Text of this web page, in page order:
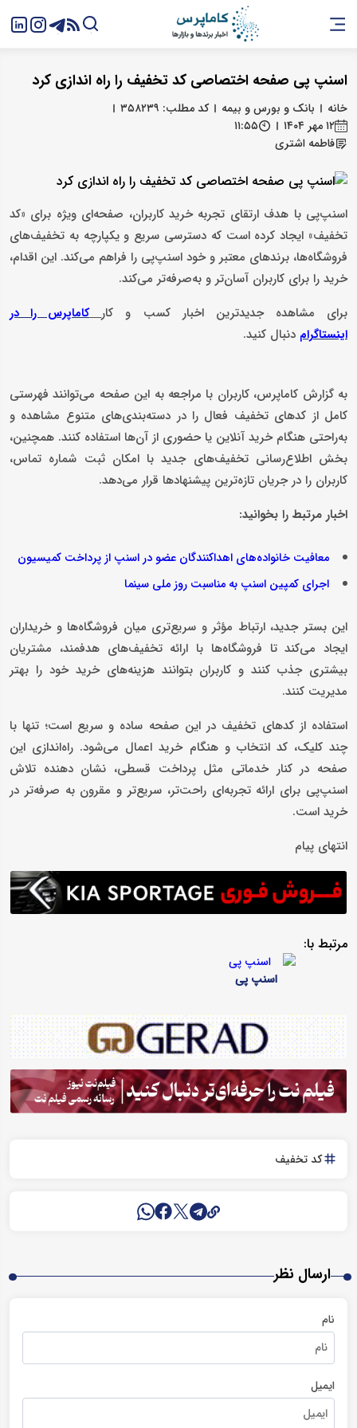
اسنپ پی صفحه اختصاصی کد تخفیف را راه اندازی کرد
خانه بانک و بورس و بیمه
کد مطلب: ۳۵۸۲۳۹
۱۲ مهر ۱۴۰۴
۱۱:۵۵
فاطمه اشتری
اسنپ‌پی با هدف ارتقای تجربه خرید کاربران، صفحه‌ای ویژه برای «کد
تخفیف» ایجاد کرده است که دسترسی سریع و یکپارچه به تخفیف‌های
فروشگاه‌ها، برندهای معتبر و خود اسنپ‌پی را فراهم می‌کند. این اقدام،
خرید را برای کاربران آسان‌تر و به‌صرفه‌تر می‌کند.
برای مشاهده جدیدترین اخبار کسب و کار
کاماپرس را در
اینستاگرام دنبال کنید.
به گزارش کاماپرس، کاربران با مراجعه به این صفحه می‌توانند فهرستی
کامل از کدهای تخفیف فعال را در دسته‌بندی‌های متنوع مشاهده و
به‌راحتی هنگام خرید آنلاین یا حضوری از آن‌ها استفاده کنند. همچنین،
بخش اطلاع‌رسانی تخفیف‌های جدید با امکان ثبت شماره تماس،
کاربران را در جریان تازه‌ترین پیشنهادها قرار می‌دهد.
اخبار مرتبط را بخوانید:
معافیت خانواده‌‌های اهداکنندگان عضو در اسنپ از پرداخت کمیسیون
اجرای کمپین اسنپ به مناسبت روز ملی سینما
این بستر جدید، ارتباط مؤثر و سریع‌تری میان فروشگاه‌ها و خریداران
ایجاد می‌کند تا فروشگاه‌ها با ارائه تخفیف‌های هدفمند، مشتریان
بیشتری جذب کنند و کاربران بتوانند هزینه‌های خرید خود را بهتر
مدیریت کنند.
استفاده از کدهای تخفیف در این صفحه ساده و سریع است؛ تنها با
چند کلیک، کد انتخاب و هنگام خرید اعمال می‌شود. راه‌‌اندازی این
صفحه در کنار خدماتی مثل پرداخت قسطی، نشان‌ دهنده تلاش
اسنپ‌پی برای ارائه تجربه‌ای راحت‌تر، سریع‌تر و مقرون‌ به‌ صرفه‌تر در
خرید است.
انتهای پیام
مرتبط با:
اسنپ پی
کد تخفیف
ارسال نظر
نام
ایمیل